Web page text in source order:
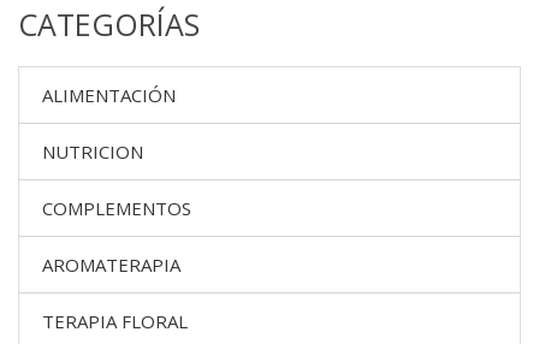
CATEGORÍAS
ALIMENTACIÓN
NUTRICION
COMPLEMENTOS
AROMATERAPIA
TERAPIA FLORAL